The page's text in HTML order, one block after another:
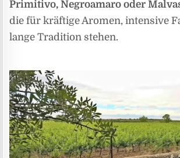
Primitivo, Negroamaro oder
die für kräftige Aromen, intensive
lange Tradition stehen.